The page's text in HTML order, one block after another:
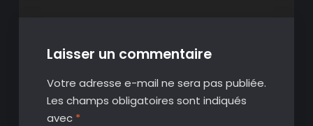
Laisser un commentaire
Votre adresse e-mail ne sera pas publiée.
Les champs obligatoires sont indiqués
avec *